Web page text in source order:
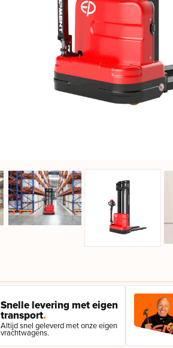
Snelle levering met eigen
transport.
Altijd snel geleverd met onze eigen
vrachtwagens.